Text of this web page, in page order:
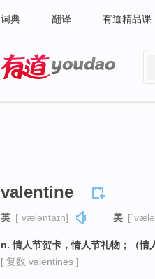
词典 翻译 有道精品课
valentine
英 [ˈvæləntaɪn] 美
n. 情人节贺卡，情人节礼物；（情
[ 复数 valentines ]